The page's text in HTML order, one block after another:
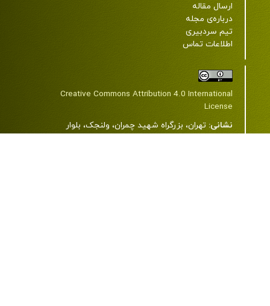
ارسال مقاله
درباره‌ی مجله
تیم سردبیری
اطلاعات تماس
Creative Commons Attribution 4.0 International
License
نشانی: تهران، بزرگراه شهید چمران، ولنجک، بلوار